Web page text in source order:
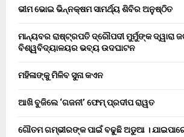
ଭୀମ ଭୋଇ ଭିନ୍ନକ୍ଷମ ସାମର୍ଥ୍ୟ ଶିବିର ଅନୁଷ୍ଠିତ
ମାନ୍ୟବର ରାଷ୍ଟ୍ରପତି ଦ୍ରୌପଦୀ ମୁର୍ମୁଙ୍କ ଦ୍ୱାରା
ବିଶ୍ୱବିଦ୍ୟାଳୟର ଭବ୍ୟ ଉଦଘାଟନ
ମହିଳାଙ୍କୁ ମିଳିବ ସୁନା କଏନ
ଆଖି ବୁଜିଲେ ‘ଗଜନୀ’ ଫେମ୍ ପ୍ରଦୀପ ରାୱତ
ଗୌତମ ଗମ୍ଭୀରଙ୍କ ପାଇଁ ବଢୁଛି ଅଡୁଆ ।